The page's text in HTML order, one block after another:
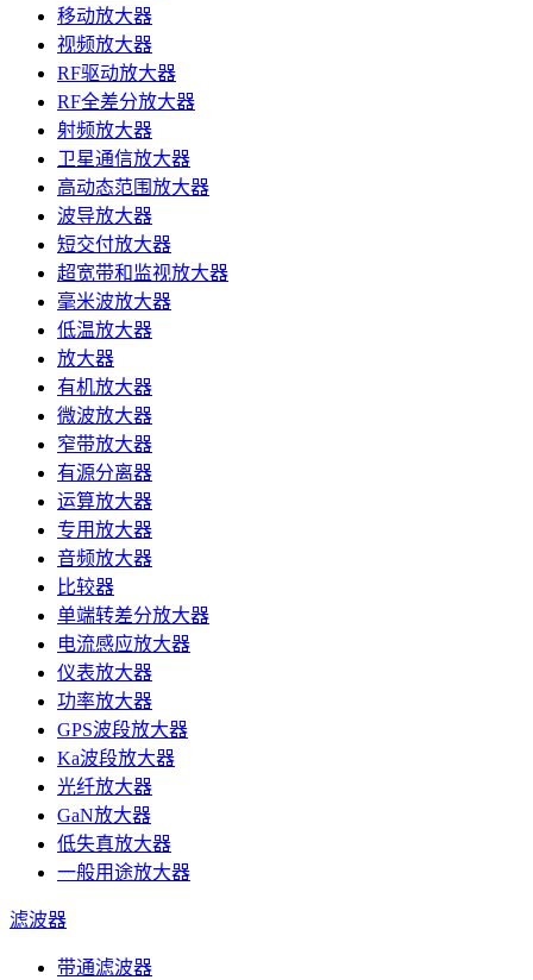
移动放大器
视频放大器
RF驱动放大器
RF全差分放大器
射频放大器
卫星通信放大器
高动态范围放大器
波导放大器
短交付放大器
超宽带和监视放大器
毫米波放大器
低温放大器
放大器
有机放大器
微波放大器
窄带放大器
有源分离器
运算放大器
专用放大器
音频放大器
比较器
单端转差分放大器
电流感应放大器
仪表放大器
功率放大器
GPS波段放大器
Ka波段放大器
光纤放大器
GaN放大器
低失真放大器
一般用途放大器
滤波器
带通滤波器